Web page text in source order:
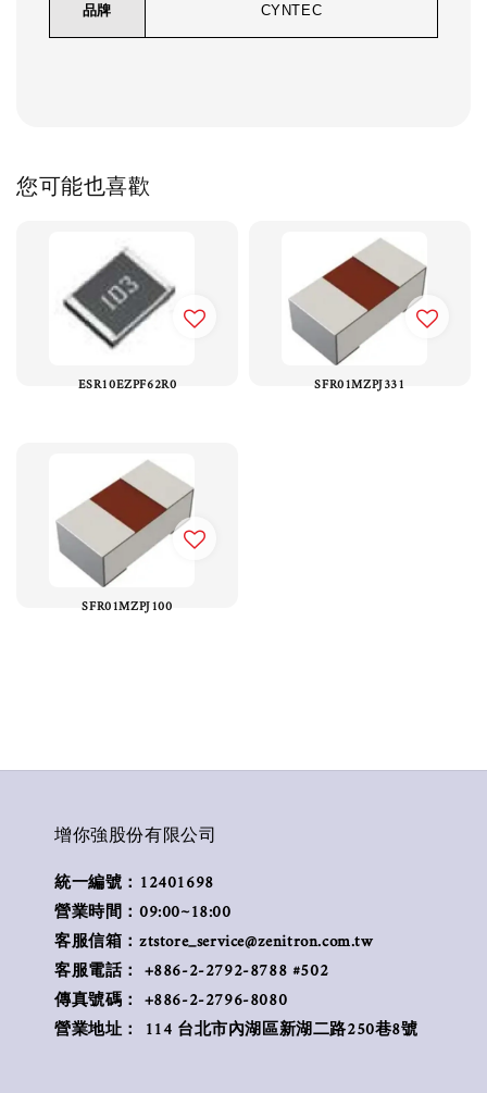
品牌 CYNTEC
您可能也喜歡
ESR10EZPF62R0 SFR01MZPJ331
SFR01MZPJ100
增你強股份有限公司
統一編號：12401698
營業時間：09:00~18:00
客服信箱：ztstore_service@zenitron.com.tw
客服電話： +886-2-2792-8788 #502
傳真號碼： +886-2-2796-8080
營業地址： 114 台北市內湖區新湖二路250巷8號